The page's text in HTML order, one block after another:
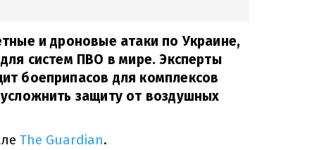
и дроновые атаки по Украине,
систем ПВО в мире. Эксперты
боеприпасов для комплексов
защиту от воздушных
The Guardian.